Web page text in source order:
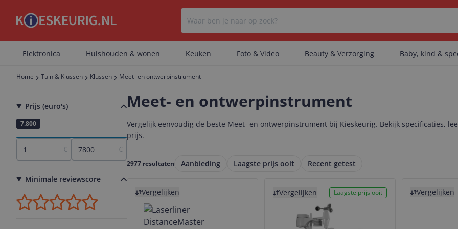
Er zijn geen categorieën gevonden.
Elektronica Huishouden & wonen Keuken Foto & Video Beauty & Verzorging Baby, kind &
Home Tuin & Klussen Klussen Meet- en ontwerpinstrument
Prijs (euro's)
1
7.800
€ €
Minimale reviewscore
Meet- en ontwerpinstrument
Vergelijk eenvoudig de beste Meet- en ontwerpinstrument bij Kieskeurig. Bekijk specificaties,
prijs.
2977 resultaten Aanbieding Laagste prijs ooit Recent getest
Vergelijken Vergelijken Laagste prijs ooit Vergelijken